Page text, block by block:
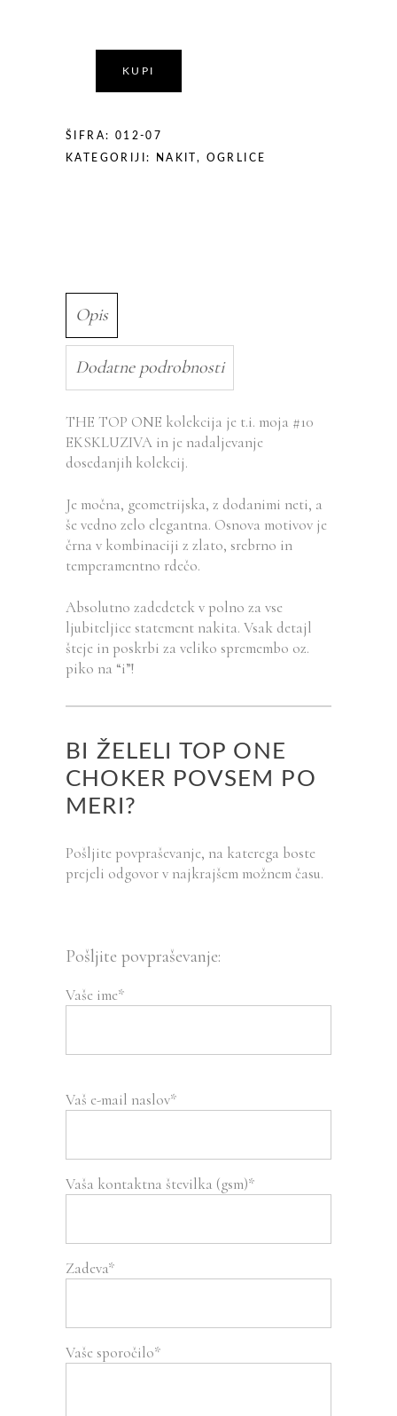
KUPI
ŠIFRA: 012-07
KATEGORIJI: NAKIT , OGRLICE
Opis
Dodatne podrobnosti
THE TOP ONE kolekcija je t.i. moja #10
EKSKLUZIVA in je nadaljevanje
dosedanjih kolekcij.
Je močna, geometrijska, z dodanimi neti, a
še vedno zelo elegantna. Osnova motivov je
črna v kombinaciji z zlato, srebrno in
temperamentno rdečo.
Absolutno zadedetek v polno za vse
ljubiteljice statement nakita. Vsak detajl
šteje in poskrbi za veliko spremembo oz.
piko na “i”!
BI ŽELELI TOP ONE
CHOKER POVSEM PO
MERI?
Pošljite povpraševanje, na katerega boste
prejeli odgovor v najkrajšem možnem času.
Pošljite povpraševanje:
Vaše ime*
Vaš e-mail naslov*
Vaša kontaktna številka (gsm)*
Zadeva*
Vaše sporočilo*